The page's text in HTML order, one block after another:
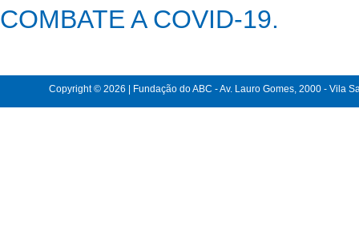
COMBATE A COVID-19.
Copyright © 2026 | Fundação do ABC - Av. Lauro Gomes, 2000 - Vila